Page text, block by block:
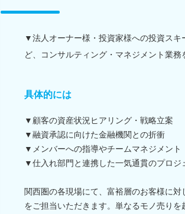
▼法人オーナー様・投資家様への投資ス
ど、コンサルティング・マネジメント業務
具体的には
▼顧客の資産状況ヒアリング・戦略立案
▼融資承認に向けた金融機関との折衝
▼メンバーへの指導やチームマネジメント
▼仕入れ部門と連携した一気通貫のプロジ
関西圏の各現場にて、富裕層のお客様に
をご担当いただきます。単なるモノ売りを